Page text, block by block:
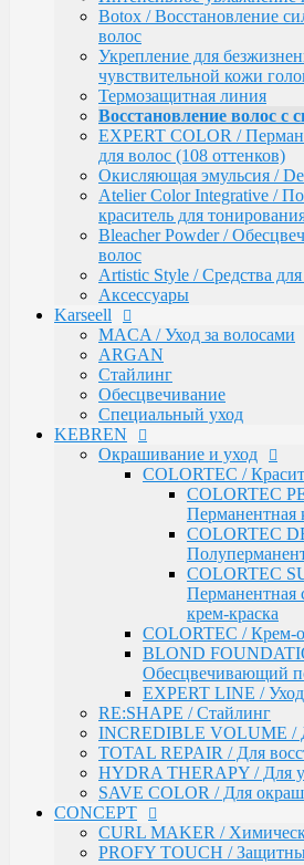
волос
Artistic Style / Средства для
Аксессуары
Karseell
MACA / Уход за волосами
ARGAN
Стайлинг
Обесцвечивание
Специальный уход
KEBREN
Окрашивание и уход
COLORTEC /
COLORTEC
Перманентная
COLORTEC
COLORTEC
Перманентная
COLORTEC / Крем-
BLOND
порошок
EXPERT LINE / Уход
RE:SHAPE / Стайлинг
INCREDIBLE VOLUME /
TOTAL REPAIR / Для
HYDRA THERAPY / Для
SAVE COLOR / Для
CURL MAKER /
PROFY TOUCH /
волос
ART OF THERAPY / От
роста волос / для жирной
Fashion Look / Пигмент
INFINITY /
INFINITY ULTRA GLOSS
INFINITY SERVICE PRO /
INFINITY
INFINITY BI-PHASE /
INFINITY VITALITY
INFINITY COLOR LOCK /
INFINITY EXPERT CARE
Botox / Восстановление
волос
Укрепление для
чувствительной кожи
Термозащитная линия
Воcстановление волос с
EXPERT COLOR /
для волос (108 оттенков)
Окисляющая эмульсия /
Atelier Color Integrative /
краситель для
Bleacher Powder /
волос
Artistic Style / Средства
Аксессуары
Karseell
MACA / Уход за волосами
ARGAN
Стайлинг
Обесцвечивание
Специальный уход
KEBREN
Окрашивание и уход
COLORTEC /
COLORTEC
Перманентная
COLORTEC
COLORTEC
Перманентная
крем-краска
COLORTEC / Крем-
BLOND
Обесцвечивающий
EXPERT LINE / Уход
RE:SHAPE / Стайлинг
INCREDIBLE VOLUME /
TOTAL REPAIR / Для
HYDRA THERAPY / Для
SAVE COLOR / Для
CONCEPT
CURL MAKER /
PROFY TOUCH /